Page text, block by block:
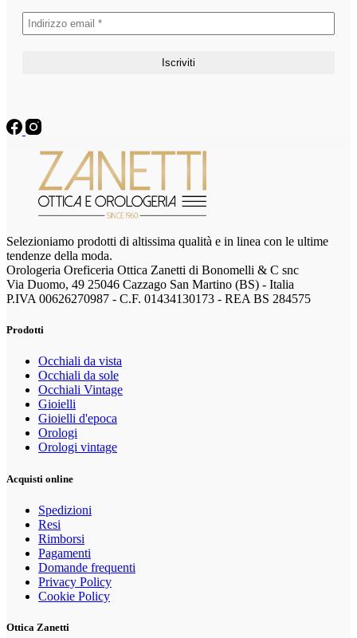
Selezioniamo prodotti di altissima qualità e in linea con le ultime
tendenze della moda.
Orologeria Oreficeria Ottica Zanetti di Bonomelli & C snc
Via Duomo, 49 25046 Cazzago San Martino (BS) - Italia
P.IVA 00626270987 - C.F. 01434130173 - REA BS 284575
Prodotti
Occhiali da vista
Occhiali da sole
Occhiali Vintage
Gioielli
Gioielli d'epoca
Orologi
Orologi vintage
Acquisti online
Spedizioni
Resi
Rimborsi
Pagamenti
Domande frequenti
Privacy Policy
Cookie Policy
Ottica Zanetti